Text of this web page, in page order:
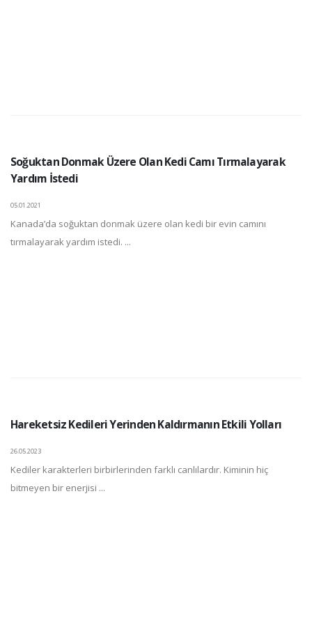
Soğuktan Donmak Üzere Olan Kedi Camı Tırmalayarak
Yardım İstedi
05.01.2021
Kanada’da soğuktan donmak üzere olan kedi bir evin camını
tırmalayarak yardım istedi. ...
Hareketsiz Kedileri Yerinden Kaldırmanın Etkili Yolları
26.05.2023
Kediler karakterleri birbirlerinden farklı canlılardır. Kiminin hiç
bitmeyen bir enerjisi ...